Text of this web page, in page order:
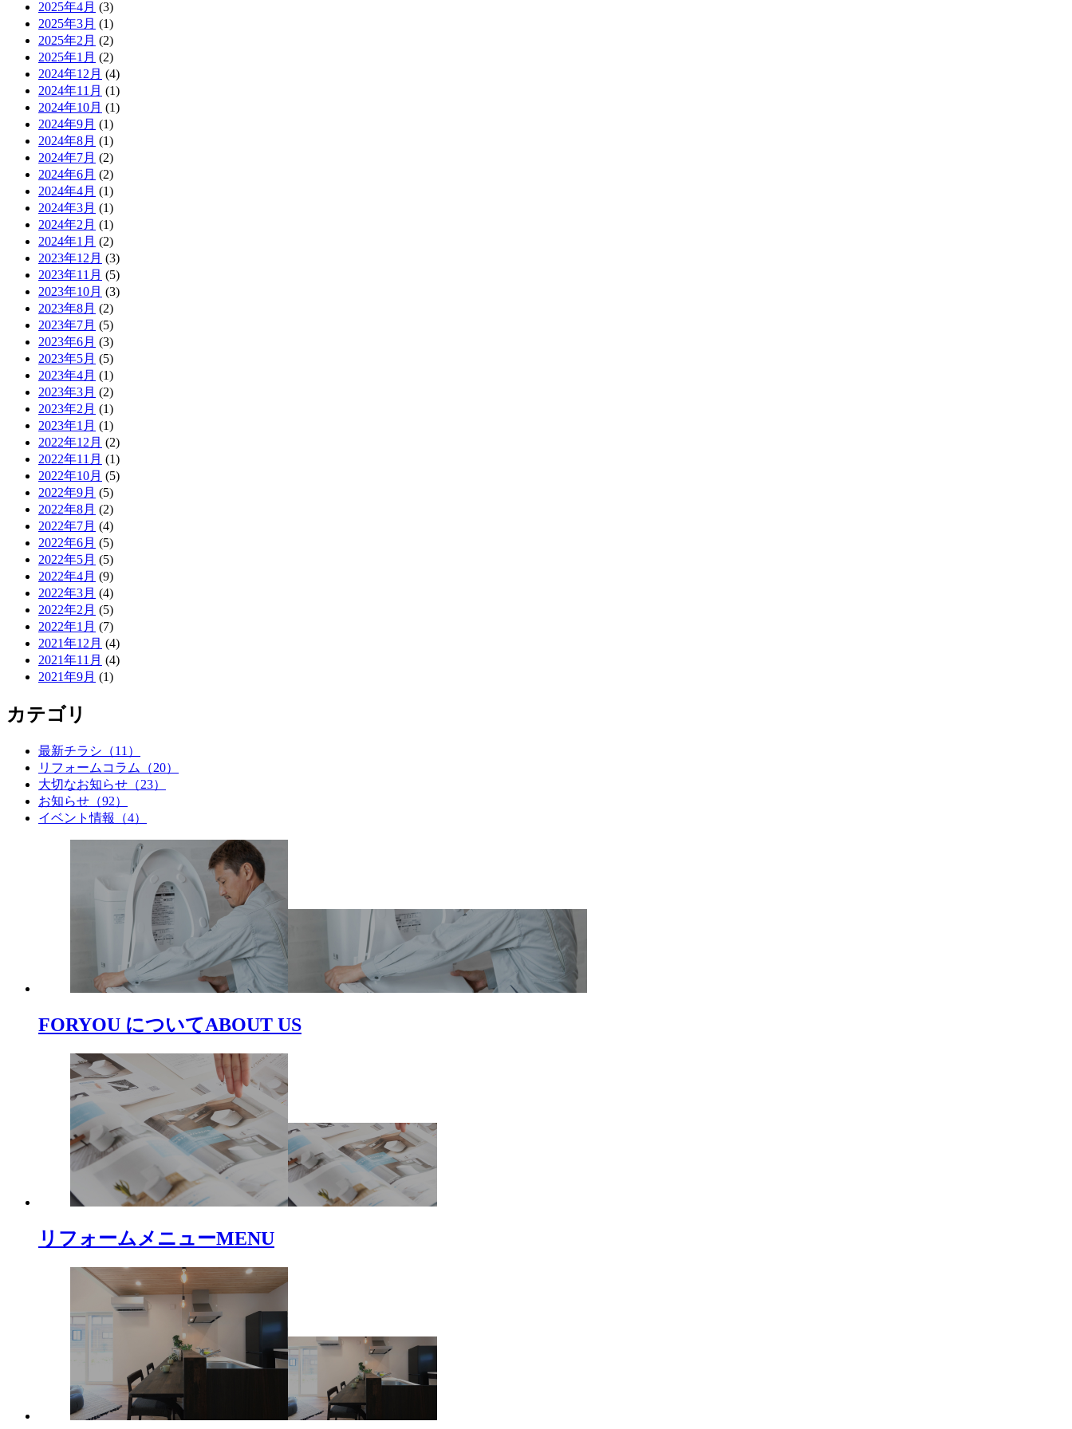
2025年4月 (3)
2025年3月 (1)
2025年2月 (2)
2025年1月 (2)
2024年12月 (4)
2024年11月 (1)
2024年10月 (1)
2024年9月 (1)
2024年8月 (1)
2024年7月 (2)
2024年6月 (2)
2024年4月 (1)
2024年3月 (1)
2024年2月 (1)
2024年1月 (2)
2023年12月 (3)
2023年11月 (5)
2023年10月 (3)
2023年8月 (2)
2023年7月 (5)
2023年6月 (3)
2023年5月 (5)
2023年4月 (1)
2023年3月 (2)
2023年2月 (1)
2023年1月 (1)
2022年12月 (2)
2022年11月 (1)
2022年10月 (5)
2022年9月 (5)
2022年8月 (2)
2022年7月 (4)
2022年6月 (5)
2022年5月 (5)
2022年4月 (9)
2022年3月 (4)
2022年2月 (5)
2022年1月 (7)
2021年12月 (4)
2021年11月 (4)
2021年9月 (1)
カテゴリ
最新チラシ（11）
リフォームコラム（20）
大切なお知らせ（23）
お知らせ（92）
イベント情報（4）
FORYOU についてABOUT US
リフォームメニューMENU